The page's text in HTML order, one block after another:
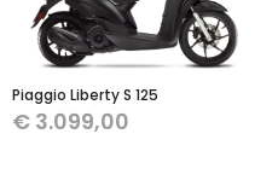
Piaggio Liberty S 125
€ 3.099,00